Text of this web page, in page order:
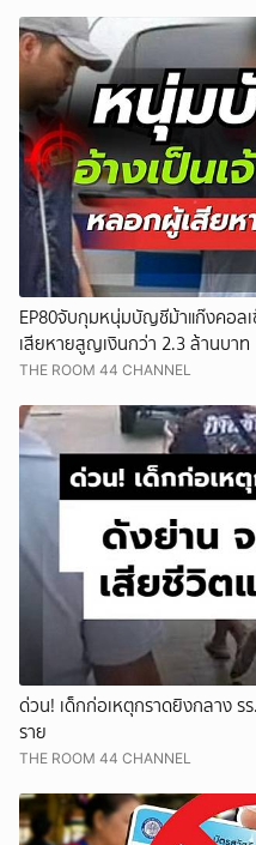
EP80จับกุมหนุ่มบัญชีม้าแก๊งคอลเ
เสียหายสูญเงินกว่า 2.3 ล้านบาท
THE ROOM 44 CHANNEL
ด่วน! เด็กก่อเหตุกราดยิงกลาง
ราย
THE ROOM 44 CHANNEL